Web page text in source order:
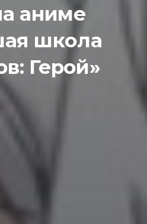
аниме
школа
Герой»